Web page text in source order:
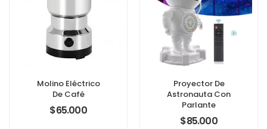
Molino Eléctrico
De Café
$65.000
Proyector De
Astronauta Con
Parlante
$85.000